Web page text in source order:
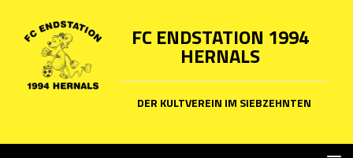
FC ENDSTATION 1994
HERNALS
DER KULTVEREIN IM SIEBZEHNTEN